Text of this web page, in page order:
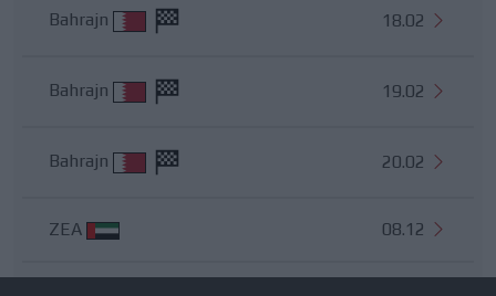
Bahrajn 18.02
Bahrajn 19.02
Bahrajn 20.02
ZEA 08.12